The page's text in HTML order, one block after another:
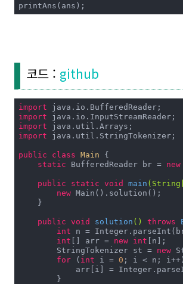
printAns(ans);
코드 : github
import
import
import
import java.util.StringTokenizer;
public class Main
{
static BufferedReader br = new
public static void main
new Main().solution();
    }
public void solution () throws
int n =
int [] arr = new int [n];
        StringTokenizer st =
new
for ( int i = 0 ; i < n;
arr[i] =
        }